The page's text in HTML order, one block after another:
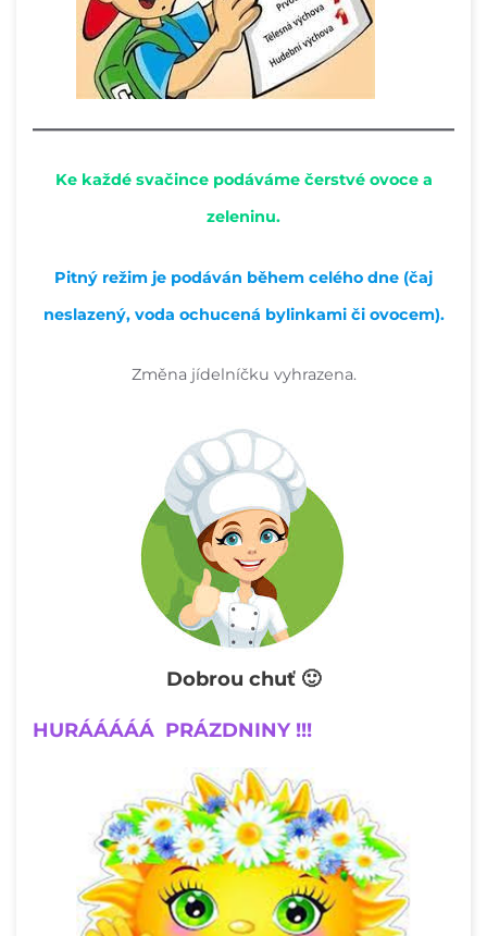
Ke každé svačince podáváme čerstvé ovoce a
zeleninu.
Pitný režim je podáván během celého dne (čaj
neslazený, voda ochucená bylinkami či ovocem).
Změna jídelníčku vyhrazena.
Dobrou chuť 🙂
HURÁÁÁÁÁ PRÁZDNINY !!!